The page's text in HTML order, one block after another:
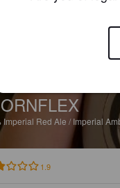
Imperial Red Ale / Imperial
1.9